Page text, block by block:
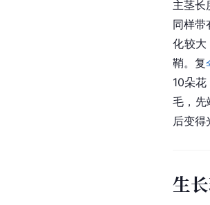
主茎长
同样带
化较
鞘。复
10朵
毛，先
后变得
生